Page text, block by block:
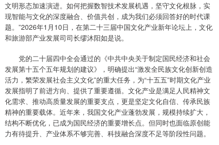
文明形态加速演进。如何把握数智技术发展机遇，坚守文化根脉，实
现智能与文化的深度融合、价值共创，成为我们必须回答好的时代课
题。”2026年1月10日，在第二十三届中国文化产业新年论坛上，文化
和旅游部产业发展司司长缪沐阳如是说。
党的二十届四中全会通过的《中共中央关于制定国民经济和社会
发展第十五个五年规划的建议》，明确提出“激发全民族文化创新创造
活力，繁荣发展社会主义文化”的重大任务，为“十五五”时期文化产业
发展指明了前进方向、提供了重要遵循。文化产业是满足人民精神文
化需求、推动高质量发展的重要支点，更是坚定文化自信、传承民族
精神的重要载体。近年来，我国文化产业蓬勃发展，规模持续扩大，
结构不断优化，已成为国民经济的重要增长点。但同时也面临原创能
力有待提升、产业体系不够完善、科技融合深度不足等阶段性问题。